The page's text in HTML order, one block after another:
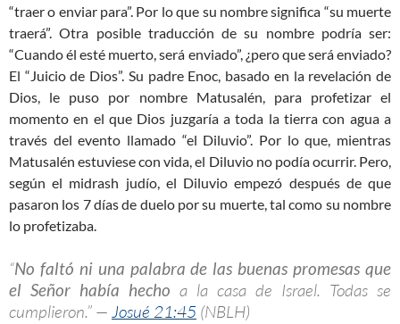
“traer o enviar para”. Por lo que su nombre significa “su muerte
traerá”. Otra posible traducción de su nombre podría ser:
“Cuando él esté muerto, será enviado”, ¿pero que será enviado?
El “Juicio de Dios”. Su padre Enoc, basado en la revelación de
Dios, le puso por nombre Matusalén, para profetizar el
momento en el que Dios juzgaría a toda la tierra con agua a
través del evento llamado “el Diluvio”. Por lo que, mientras
Matusalén estuviese con vida, el Diluvio no podía ocurrir. Pero,
según el midrash judío, el Diluvio empezó después de que
pasaron los 7 días de duelo por su muerte, tal como su nombre
lo profetizaba.
“No faltó ni una palabra de las buenas promesas que
el Señor había hecho a la casa de Israel. Todas se
cumplieron.” — Josué 21:45 (NBLH)